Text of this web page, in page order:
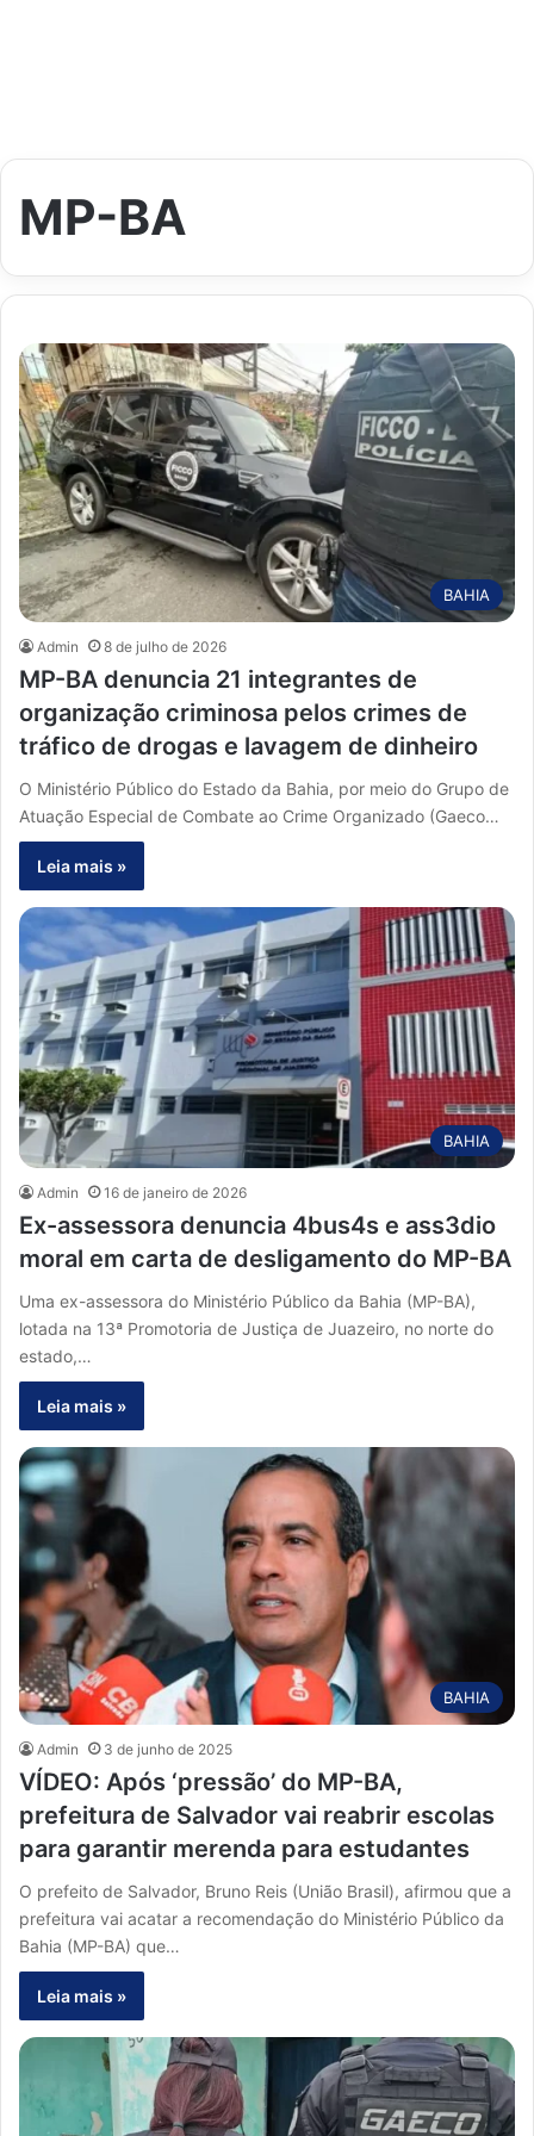
MP-BA
BAHIA
Admin 8 de julho de 2026
MP-BA denuncia 21 integrantes de
organização criminosa pelos crimes de
tráfico de drogas e lavagem de dinheiro
O Ministério Público do Estado da Bahia, por meio do Grupo de
Atuação Especial de Combate ao Crime Organizado (Gaeco…
Leia mais »
BAHIA
Admin 16 de janeiro de 2026
Ex-assessora denuncia 4bus4s e ass3dio
moral em carta de desligamento do MP-BA
Uma ex-assessora do Ministério Público da Bahia (MP-BA),
lotada na 13ª Promotoria de Justiça de Juazeiro, no norte do
estado,…
Leia mais »
BAHIA
Admin 3 de junho de 2025
VÍDEO: Após ‘pressão’ do MP-BA,
prefeitura de Salvador vai reabrir escolas
para garantir merenda para estudantes
O prefeito de Salvador, Bruno Reis (União Brasil), afirmou que a
prefeitura vai acatar a recomendação do Ministério Público da
Bahia (MP-BA) que…
Leia mais »